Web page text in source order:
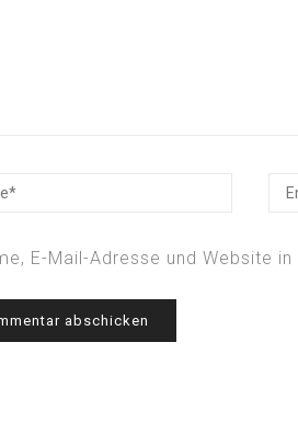
E-Mail-Adresse und Website